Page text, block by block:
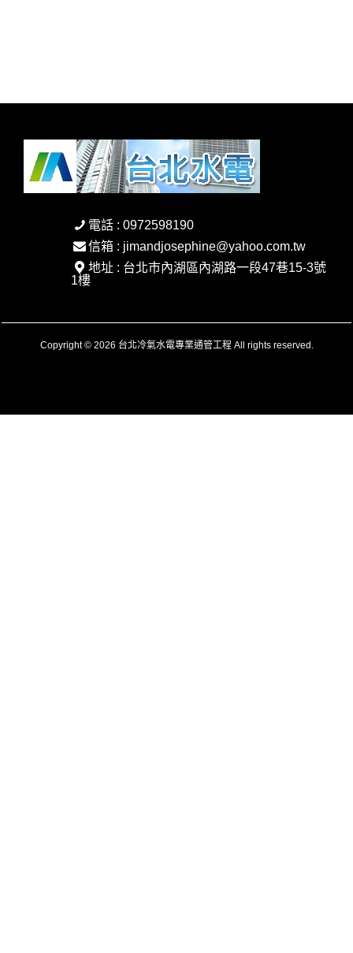
電話 : 0972598190
信箱 : jimandjosephine@yahoo.com.tw
地址 : 台北市內湖區內湖路一段47巷15-3號
1樓
Copyright © 2026 台北冷氣水電專業通管工程 All rights reserved.